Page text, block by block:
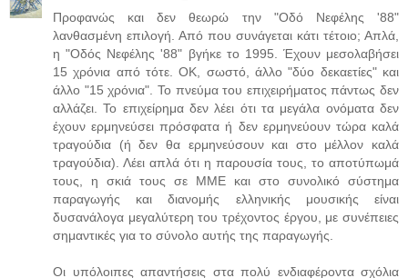
Προφανώς και δεν θεωρώ την "Οδό Νεφέλης '88"
λανθασμένη επιλογή. Από που συνάγεται κάτι τέτοιο; Απλά,
η "Οδός Νεφέλης '88" βγήκε το 1995. Έχουν μεσολαβήσει
15 χρόνια από τότε. ΟΚ, σωστό, άλλο "δύο δεκαετίες" και
άλλο "15 χρόνια". Το πνεύμα του επιχειρήματος πάντως δεν
αλλάζει. Το επιχείρημα δεν λέει ότι τα μεγάλα ονόματα δεν
έχουν ερμηνεύσει πρόσφατα ή δεν ερμηνεύουν τώρα καλά
τραγούδια (ή δεν θα ερμηνεύσουν και στο μέλλον καλά
τραγούδια). Λέει απλά ότι η παρουσία τους, το αποτύπωμά
τους, η σκιά τους σε ΜΜΕ και στο συνολικό σύστημα
παραγωγής και διανομής ελληνικής μουσικής είναι
δυσανάλογα μεγαλύτερη του τρέχοντος έργου, με συνέπειες
σημαντικές για το σύνολο αυτής της παραγωγής.
Οι υπόλοιπες απαντήσεις στα πολύ ενδιαφέροντα σχόλια